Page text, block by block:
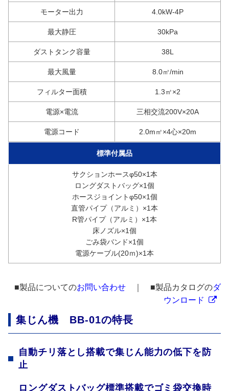
モーター出力 4.0kW-4P
最大静圧 30kPa
ダストタンク容量 38L
最大風量 8.0㎥/min
フィルター面積 1.3㎡×2
電源×電流 三相交流200V×20A
電源コード 2.0m㎡×4心×20m
標準付属品
サクションホースφ50×1本
ロングダストバッグ×1個
ホースジョイントφ50×1個
直管パイプ（アルミ）×1本
R管パイプ（アルミ）×1本
床ノズル×1個
ごみ袋バンド×1個
電源ケーブル(20ｍ)×1本
■製品についてのお問い合わせ ｜ ■製品カタログのダ
ウンロード
集じん機 BB-01の特長
自動チリ落とし搭載で集じん能力の低下を防
止
ロングダストバッグ標準搭載でゴミ袋交換時